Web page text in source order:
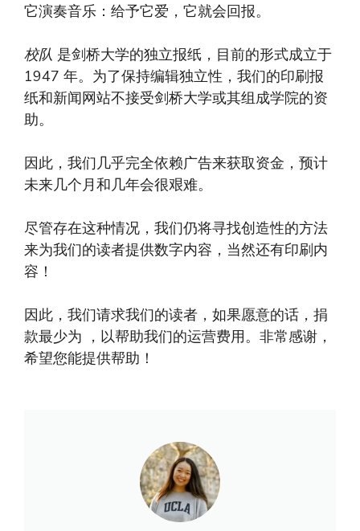
它演奏音乐：给予它爱，它就会回报。
校队 是剑桥大学的独立报纸，目前的形式成立于
1947 年。为了保持编辑独立性，我们的印刷报
纸和新闻网站不接受剑桥大学或其组成学院的资
助。
因此，我们几乎完全依赖广告来获取资金，预计
未来几个月和几年会很艰难。
尽管存在这种情况，我们仍将寻找创造性的方法
来为我们的读者提供数字内容，当然还有印刷内
容！
因此，我们请求我们的读者，如果愿意的话，捐
款最少为 ，以帮助我们的运营费用。非常感谢，
希望您能提供帮助！